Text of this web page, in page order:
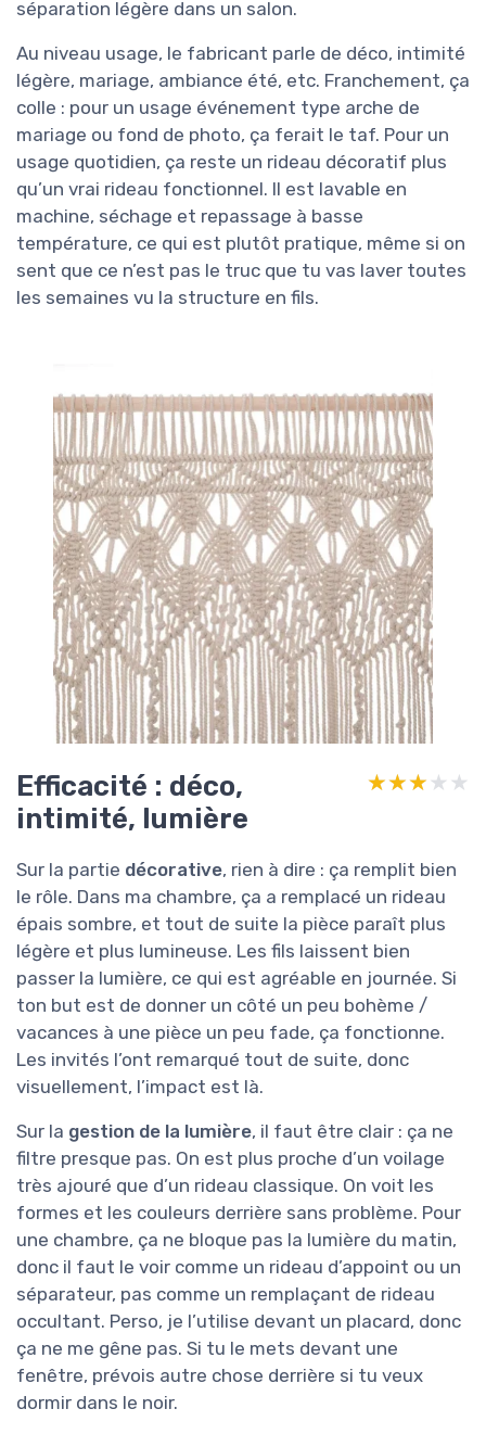
séparation légère dans un salon.
Au niveau usage, le fabricant parle de déco, intimité
légère, mariage, ambiance été, etc. Franchement, ça
colle : pour un usage événement type arche de
mariage ou fond de photo, ça ferait le taf. Pour un
usage quotidien, ça reste un rideau décoratif plus
qu’un vrai rideau fonctionnel. Il est lavable en
machine, séchage et repassage à basse
température, ce qui est plutôt pratique, même si on
sent que ce n’est pas le truc que tu vas laver toutes
les semaines vu la structure en fils.
Efficacité : déco,
intimité, lumière
★★★★★
★★★★★
Sur la partie décorative, rien à dire : ça remplit bien
le rôle. Dans ma chambre, ça a remplacé un rideau
épais sombre, et tout de suite la pièce paraît plus
légère et plus lumineuse. Les fils laissent bien
passer la lumière, ce qui est agréable en journée. Si
ton but est de donner un côté un peu bohème /
vacances à une pièce un peu fade, ça fonctionne.
Les invités l’ont remarqué tout de suite, donc
visuellement, l’impact est là.
Sur la gestion de la lumière, il faut être clair : ça ne
filtre presque pas. On est plus proche d’un voilage
très ajouré que d’un rideau classique. On voit les
formes et les couleurs derrière sans problème. Pour
une chambre, ça ne bloque pas la lumière du matin,
donc il faut le voir comme un rideau d’appoint ou un
séparateur, pas comme un remplaçant de rideau
occultant. Perso, je l’utilise devant un placard, donc
ça ne me gêne pas. Si tu le mets devant une
fenêtre, prévois autre chose derrière si tu veux
dormir dans le noir.